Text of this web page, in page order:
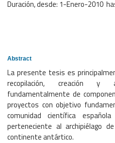
Duración, desde: 1-Enero-2010
Abstract
La presente tesis es
recopilación, creación y
fundamentalmente de
proyectos con objetivo
comunidad científica
perteneciente al archipiélago
continente antártico.